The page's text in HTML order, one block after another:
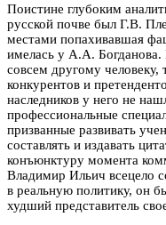
Поистине глубоким
русской почве был Г.В.
местами попахивавшая
имелась у А.А. Богданова.
совсем другому человеку,
конкурентов и
наследников у него не
профессиональные
призванные развивать
составлять и издавать
конъюнктуру момента
Владимир Ильич всецело
в реальную политику, он
худший представитель